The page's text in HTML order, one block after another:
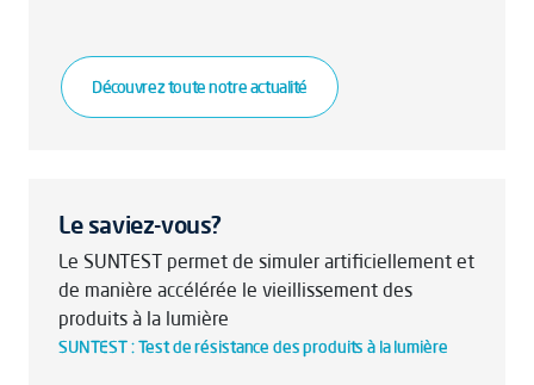
Découvrez toute notre actualité
Le saviez-vous?
Le SUNTEST permet de simuler artificiellement et
de manière accélérée le vieillissement des
produits à la lumière
SUNTEST : Test de résistance des produits à la lumière